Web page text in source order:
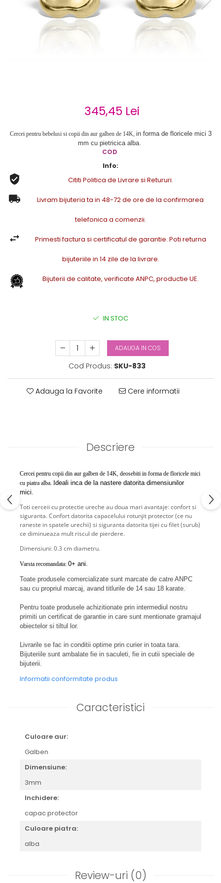
Cercei de aur lungi cu lant
Cercei din aur tortite
Cercei din aur alb
345,45 Lei
Cercei pentru bebelusi si copii din aur galben de 14K, in forma de floricele mici 3
mm cu pietricica alba.
COD
Info:
Cititi Politica de Livrare si Retururi.
Livram bijuteria ta in 48-72 de ore de la confirmarea
telefonica a comenzii.
Primesti factura si certificatul de garantie. Poti returna
bijuteriile in 14 zile de la livrare.
Bijuterii de calitate, verificate ANPC, productie UE.
IN STOC
ADAUGA IN COS
Cod Produs: SKU-833
Adauga la Favorite Cere informatii
Descriere
Cercei pentru copii din aur galben de 14K, deosebiti in forma de floricele mici
cu piatra alba. Ideali inca de la nastere datorita dimensiunilor
mici.
Toti cerceii cu protectie ureche au doua mari avantaje: confort si
siguranta. Confort datorita capacelului rotunjit protector (ce nu
raneste in spatele urechii) si siguranta datorita tijei cu filet (surub)
ce diminueaza mult riscul de pierdere.
Dimensiuni: 0.3 cm diametru.
Varsta recomandata: 0+ ani.
Toate produsele comercializate sunt marcate de catre ANPC
sau cu propriul marcaj, avand titlurile de 14 sau 18 karate.
Pentru toate produsele achizitionate prin intermediul nostru
primiti un certificat de garantie in care sunt mentionate gramajul
obiectelor si tiltul lor.
Livrarile se fac in conditii optime prin curier in toata tara.
Bijuteriile sunt ambalate fie in saculeti, fie in cutii speciale de
bijuterii.
Informatii conformitate produs
Caracteristici
Culoare aur:
Galben
Dimensiune:
3mm
Inchidere:
capac protector
Culoare piatra:
alba
Review-uri (0)